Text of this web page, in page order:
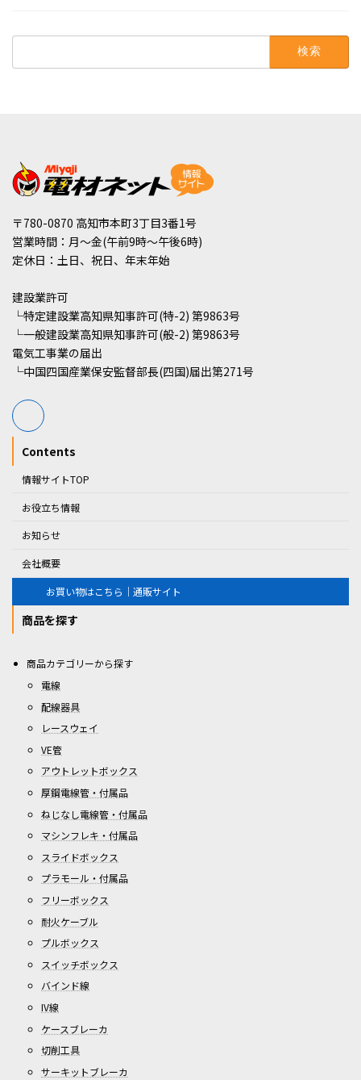
〒780-0870 高知市本町3丁目3番1号
営業時間：月～金(午前9時～午後6時)
定休日：土日、祝日、年末年始
建設業許可
└特定建設業高知県知事許可(特-2) 第9863号
└一般建設業高知県知事許可(般-2) 第9863号
電気工事業の届出
└中国四国産業保安監督部長(四国)届出第271号
Contents
情報サイトTOP
お役立ち情報
お知らせ
会社概要
お買い物はこちら｜通販サイト
商品を探す
商品カテゴリーから探す
電線
配線器具
レースウェイ
VE管
アウトレットボックス
厚鋼電線管・付属品
ねじなし電線管・付属品
マシンフレキ・付属品
スライドボックス
プラモール・付属品
フリーボックス
耐火ケーブル
プルボックス
スイッチボックス
バインド線
IV線
ケースブレーカ
切削工具
サーキットブレーカ